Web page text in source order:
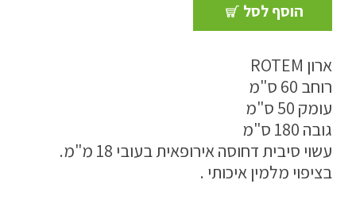
ריהוט לבית
קטלוג צבעים
הוסף לסל
ארון ROTEM
רוחב 60 ס"מ
עומק 50 ס"מ
גובה 180 ס"מ
עשוי סיבית דחוסה אירופאית בעובי 18 מ"מ.
בציפוי מלמין איכותי .